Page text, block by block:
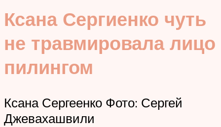
Ксана Сергиенко чуть
не травмировала лицо
пилингом
Ксана Сергеенко Фото: Сергей
Джевахашвили